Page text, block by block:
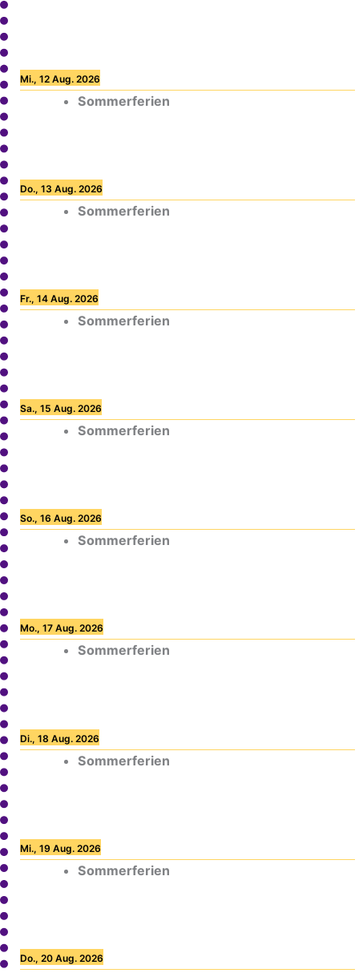
Mi., 12 Aug. 2026
Sommerferien
Do., 13 Aug. 2026
Sommerferien
Fr., 14 Aug. 2026
Sommerferien
Sa., 15 Aug. 2026
Sommerferien
So., 16 Aug. 2026
Sommerferien
Mo., 17 Aug. 2026
Sommerferien
Di., 18 Aug. 2026
Sommerferien
Mi., 19 Aug. 2026
Sommerferien
Do., 20 Aug. 2026